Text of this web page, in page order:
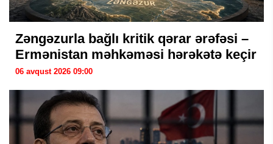
Zəngəzurla bağlı kritik qərar ərəfəsi –
Ermənistan məhkəməsi hərəkətə keçir
06 avqust 2026 09:00